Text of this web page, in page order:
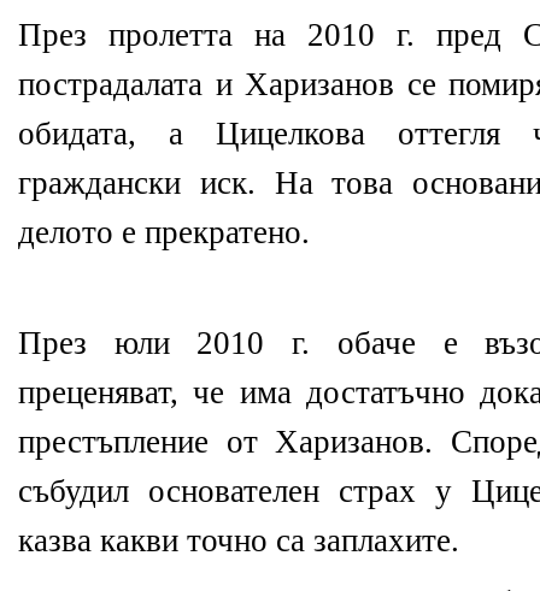
През пролетта на 2010 г. пред
пострадалата и Харизанов се
обидата, а Цицелкова
граждански иск. На това
делото е прекратено.
През юли 2010 г. обаче е
преценяват, че има достатъчно
престъпление от Харизанов.
събудил основателен страх у
казва какви точно са заплахите.